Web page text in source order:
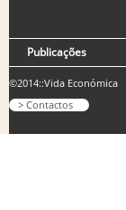
Publicações
©2014::Vida Económica
> Contactos